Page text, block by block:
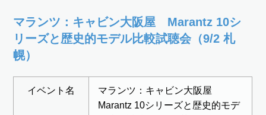
マランツ：キャビン大阪屋 Marantz 10シ
リーズと歴史的モデル比較試聴会（9/2 札
幌）
イベント名
マランツ：キャビン大阪屋
Marantz 10シリーズと歴史的モデ